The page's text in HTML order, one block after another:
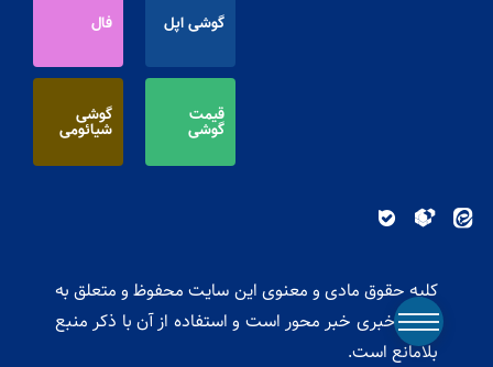
گوشی اپل فال
قیمت
گوشی
گوشی
شیائومی
کلیه حقوق مادی و معنوی این سایت محفوظ و متعلق به
پایگاه خبری خبر محور است و استفاده از آن با ذکر منبع
بلامانع است.